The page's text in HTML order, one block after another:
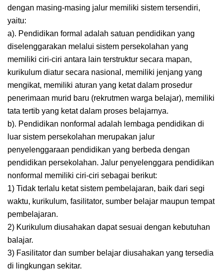
dengan masing-masing jalur memiliki sistem tersendiri,
yaitu:
a). Pendidikan formal adalah satuan pendidikan yang
diselenggarakan melalui sistem persekolahan yang
memiliki ciri-ciri antara lain terstruktur secara mapan,
kurikulum diatur secara nasional, memiliki jenjang yang
mengikat, memiliki aturan yang ketat dalam prosedur
penerimaan murid baru (rekrutmen warga belajar), memiliki
tata tertib yang ketat dalam proses belajarnya.
b). Pendidikan nonformal adalah lembaga pendidikan di
luar sistem persekolahan merupakan jalur
penyelenggaraan pendidikan yang berbeda dengan
pendidikan persekolahan. Jalur penyelenggara pendidikan
nonformal memiliki ciri-ciri sebagai berikut:
1) Tidak terlalu ketat sistem pembelajaran, baik dari segi
waktu, kurikulum, fasilitator, sumber belajar maupun tempat
pembelajaran.
2) Kurikulum diusahakan dapat sesuai dengan kebutuhan
balajar.
3) Fasilitator dan sumber belajar diusahakan yang tersedia
di lingkungan sekitar.